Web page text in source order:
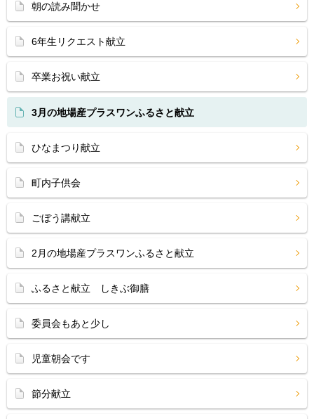
朝の読み聞かせ
6年生リクエスト献立
卒業お祝い献立
3月の地場産プラスワンふるさと献立
ひなまつり献立
町内子供会
ごぼう講献立
2月の地場産プラスワンふるさと献立
ふるさと献立 しきぶ御膳
委員会もあと少し
児童朝会です
節分献立